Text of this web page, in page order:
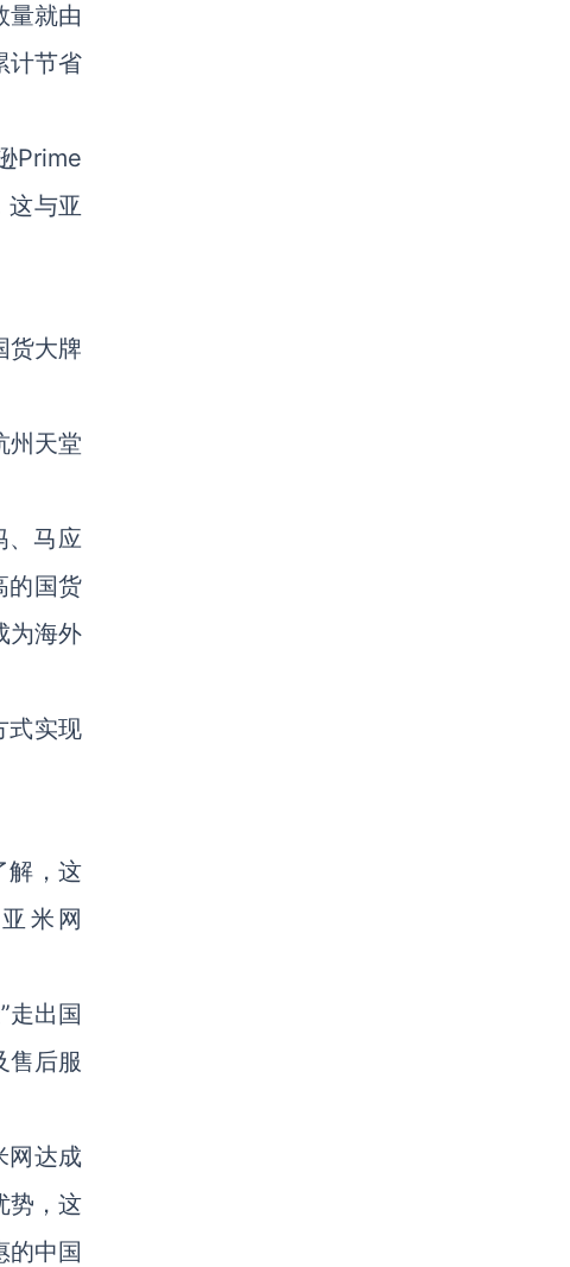
量就由
计节省
Prime
这与亚
货大牌
州天堂
、马应
的国货
为海外
式实现
解，这
米网
走出国
售后服
网达成
势，这
的中国